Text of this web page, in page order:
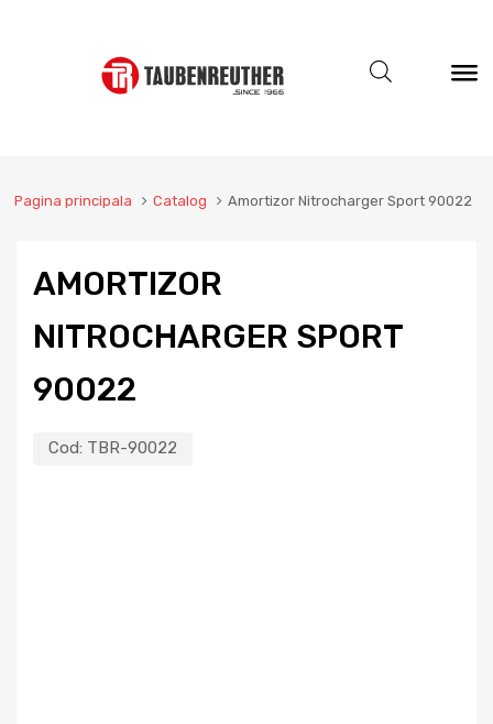
Pagina principala Catalog Amortizor Nitrocharger Sport 90022
AMORTIZOR
NITROCHARGER SPORT
90022
Cod: TBR-90022